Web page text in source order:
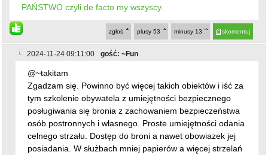
PAŃSTWO czyli de facto my wszyscy.
skomentuj
minusy 13
plusy 53
zgłoś
2024-11-24 09:11:00 gość: ~Fun
@~takitam
Zgadzam się. Powinno być więcej takich obiektów i iść za
tym szkolenie obywatela z umiejętności bezpiecznego
posługiwania się bronia z zachowaniem bezpieczeństwa
osób postronnych i własnego. Proste umiejętności odania
celnego strzału. Dostęp do broni a nawet obowiazek jej
posiadania. W służbach mniej papierów a więcej strzelań